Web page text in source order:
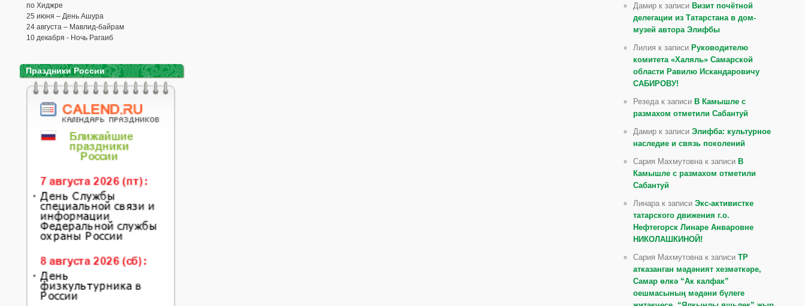
по Хиджре
25 июня – День Ашура
24 августа – Мавлид-байрам
10 декабря - Ночь Рагаиб
Праздники России
Дамир к записи Визит почётной
делегации из Татарстана в дом-
музей автора Элифбы
Лилия к записи Руководителю
комитета «Халяль» Самарской
области Равилю Искандаровичу
САБИРОВУ!
Резеда к записи В Камышле с
размахом отметили Сабантуй
Дамир к записиЭлифба: культурное
наследие и связь поколений
Сария Махмутовна к записи В
Камышле с размахом отметили
Сабантуй
Линара к записиЭкс-активистке
татарского движения г.о.
Нефтегорск Линаре Анваровне
НИКОЛАШКИНОЙ!
Сария Махмутовна к записиТР
атказанган мәдәният хезмәткәре,
Самар өлкә “Ак калфак”
оешмасының мәдәни бүлеге